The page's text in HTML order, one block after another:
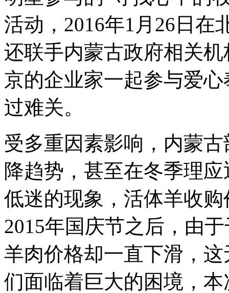
活动，2016年1月26日在
还联手内蒙古政府相关
京的企业家一起参与爱
过难关。
受多重因素影响，内蒙
降趋势，甚至在冬季理
低迷的现象，活体羊收
2015年国庆节之后，由
羊肉价格却一直下滑，
们面临着巨大的困境，